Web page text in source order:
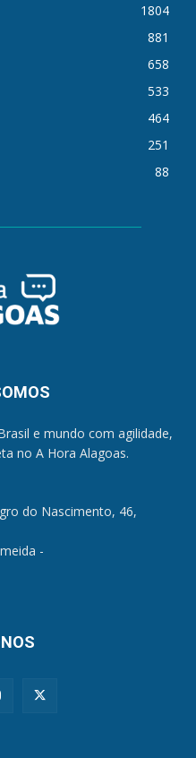
1804
881
658
533
464
251
88
e mundo com agilidade,
no A Hora Alagoas.
do Nascimento, 46,
-